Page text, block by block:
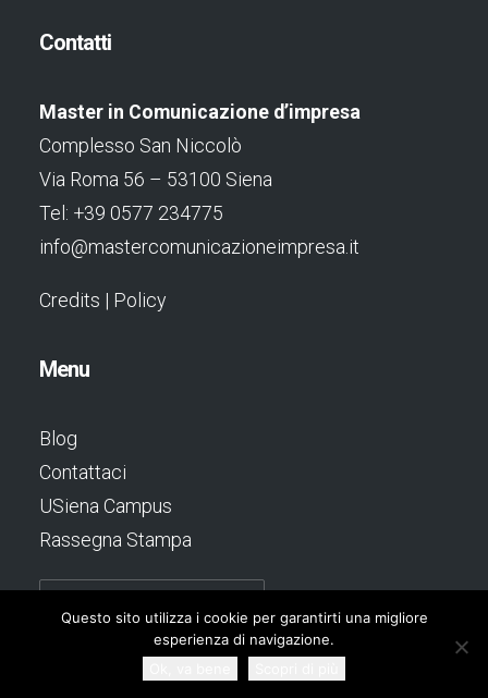
Contatti
Master in Comunicazione d’impresa
Complesso San Niccolò
Via Roma 56 – 53100 Siena
Tel: +39 0577 234775
info@mastercomunicazioneimpresa.it
Credits | Policy
Menu
Blog
Contattaci
USiena Campus
Rassegna Stampa
Questo sito utilizza i cookie per garantirti una migliore
esperienza di navigazione.